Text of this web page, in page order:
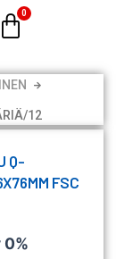
12
Q-
FSC
0%